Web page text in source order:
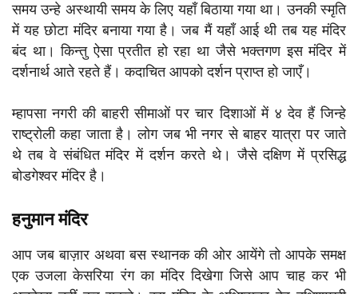
समय उन्हे अस्थायी समय के लिए यहाँ बिठाया गया था। उनकी स्मृति
में यह छोटा मंदिर बनाया गया है। जब मैं यहाँ आई थी तब यह मंदिर
बंद था। किन्तु ऐसा प्रतीत हो रहा था जैसे भक्तगण इस मंदिर में
दर्शनार्थ आते रहते हैं। कदाचित आपको दर्शन प्राप्त हो जाएँ।
म्हापसा नगरी की बाहरी सीमाओं पर चार दिशाओं में ४ देव हैं जिन्हे
राष्ट्रोली कहा जाता है। लोग जब भी नगर से बाहर यात्रा पर जाते
थे तब वे संबंधित मंदिर में दर्शन करते थे। जैसे दक्षिण में प्रसिद्ध
बोडगेश्वर मंदिर है।
हनुमान मंदिर
आप जब बाज़ार अथवा बस स्थानक की ओर आयेंगे तो आपके समक्ष
एक उजला केसरिया रंग का मंदिर दिखेगा जिसे आप चाह कर भी